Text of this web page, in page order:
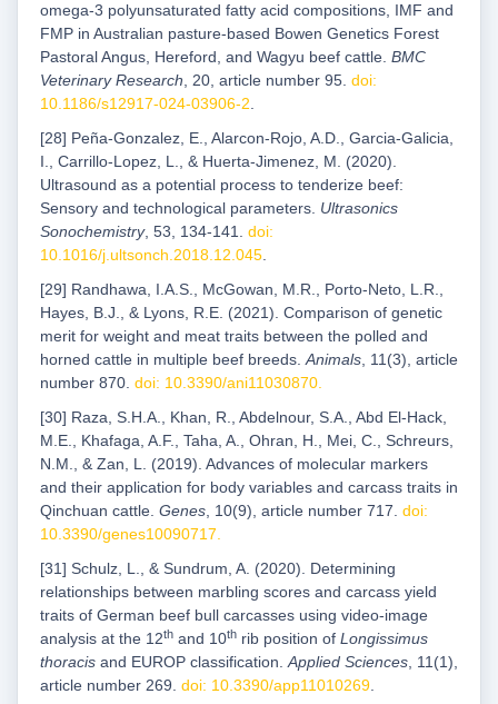
omega-3 polyunsaturated fatty acid compositions, IMF and
FMP in Australian pasture-based Bowen Genetics Forest
Pastoral Angus, Hereford, and Wagyu beef cattle. BMC
Veterinary Research, 20, article number 95. doi:
10.1186/s12917-024-03906-2.
[28] Peña-Gonzalez, E., Alarcon-Rojo, A.D., Garcia-Galicia,
I., Carrillo-Lopez, L., & Huerta-Jimenez, M. (2020).
Ultrasound as a potential process to tenderize beef:
Sensory and technological parameters. Ultrasonics
Sonochemistry, 53, 134-141. doi:
10.1016/j.ultsonch.2018.12.045.
[29] Randhawa, I.A.S., McGowan, M.R., Porto-Neto, L.R.,
Hayes, B.J., & Lyons, R.E. (2021). Comparison of genetic
merit for weight and meat traits between the polled and
horned cattle in multiple beef breeds.Animals, 11(3), article
number 870. doi: 10.3390/ani11030870.
[30] Raza, S.H.A., Khan, R., Abdelnour, S.A., Abd El-Hack,
M.E., Khafaga, A.F., Taha, A., Ohran, H., Mei, C., Schreurs,
N.M., & Zan, L. (2019). Advances of molecular markers
and their application for body variables and carcass traits in
Qinchuan cattle. Genes, 10(9), article number 717. doi:
10.3390/genes10090717.
[31] Schulz, L., & Sundrum, A. (2020). Determining
relationships between marbling scores and carcass yield
traits of German beef bull carcasses using video-image
analysis at the 12th and 10th rib position of Longissimus
thoracis and EUROP classification.Applied Sciences, 11(1),
article number 269. doi: 10.3390/app11010269.